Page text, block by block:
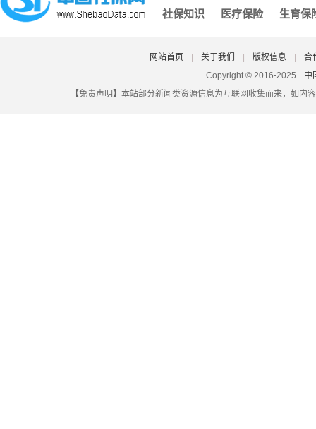
北京社保登录密码原始密码是什么,北京社保的初始账号密码是
大埔县城乡社保认证,大埔社保网
自由职业者交社保多少钱一个月,自由职业者一年交社保多少钱
湖北省潜江市社保查询,潜江市社会养老保险查询
昆山社保原始密码,昆山社保初始密码
社保知识 医疗保险 生育保
网站首页 关于我们 版权信息
合
Copyright © 2016-2025
中
【免责声明】本站部分新闻类资源信息为互联网收集而来，如